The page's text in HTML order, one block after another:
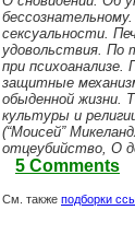
сексуальности.
удовольствия. По
при психоанализе.
защитные
обыденной жизни.
культуры и
(“Моисей”
отцеубийство, О
5 Comments
См. также подборки